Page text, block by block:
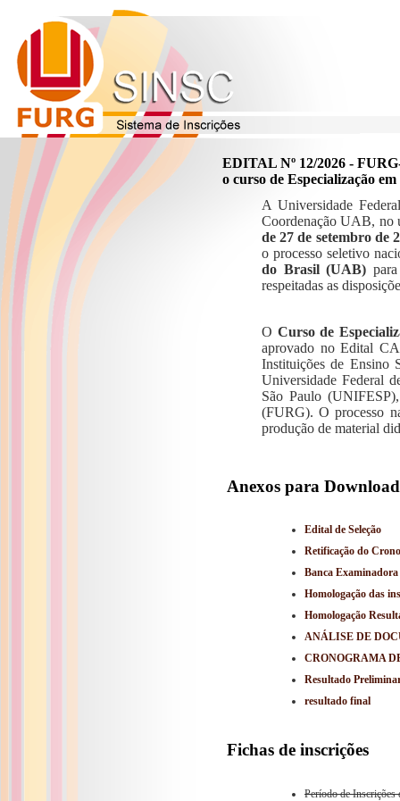
EDITAL Nº 12/2026 -
o curso de Especialização
A Universidade
Coordenação UAB, no
de 27 de setembro de
o processo seletivo
do Brasil (UAB)
respeitadas as
O Curso de
aprovado no Edital
Instituições de Ensino
Universidade Federal
São Paulo
(FURG). O processo
produção de material
Anexos para Download
Edital de Seleção
Retificação do
Banca Examinadora
Homologação das
Homologação
ANÁLISE DE
CRONOGRAMA
Resultado
resultado final
Fichas de inscrições
Período de Inscrições